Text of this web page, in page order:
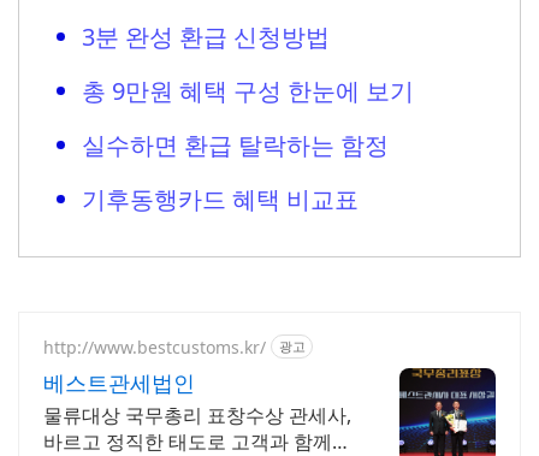
3분 완성 환급 신청방법
총 9만원 혜택 구성 한눈에 보기
실수하면 환급 탈락하는 함정
기후동행카드 혜택 비교표
http://www.bestcustoms.kr/ 광고
베스트관세법인
물류대상 국무총리 표창수상 관세사,
바르고 정직한 태도로 고객과 함께